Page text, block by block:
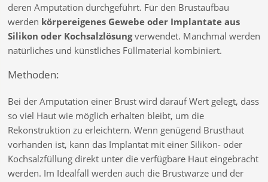
deren Amputation durchgeführt. Für den Brustaufbau
werden körpereigenes Gewebe oder Implantate aus
Silikon oder Kochsalzlösungverwendet. Manchmal werden
natürliches und künstliches Füllmaterial kombiniert.
Methoden:
Bei der Amputation einer Brust wird darauf Wert gelegt, dass
so viel Haut wie möglich erhalten bleibt, um die
Rekonstruktion zu erleichtern. Wenn genügend Brusthaut
vorhanden ist, kann das Implantat mit einer Silikon- oder
Kochsalzfüllung direkt unter die verfügbare Haut eingebracht
werden. Im Idealfall werden auch die Brustwarze und der